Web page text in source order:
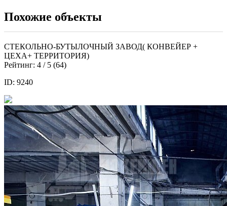
Похожие объекты
СТЕКОЛЬНО-БУТЫЛОЧНЫЙ ЗАВОД( КОНВЕЙЕР +
ЦЕХА+ ТЕРРИТОРИЯ)
Рейтинг: 4 / 5 (64)
ID: 9240